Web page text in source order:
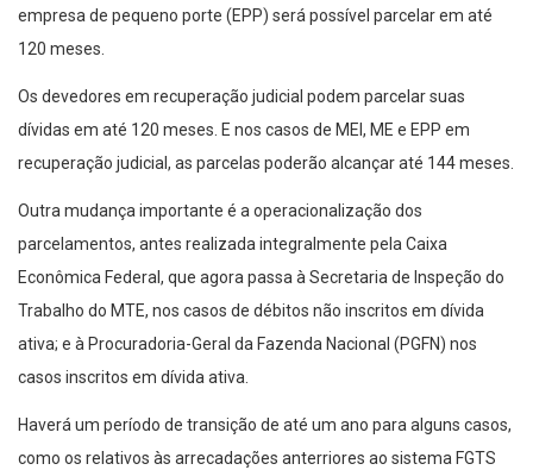
empresa de pequeno porte (EPP) será possível parcelar em até
120 meses.
Os devedores em recuperação judicial podem parcelar suas
dívidas em até 120 meses. E nos casos de MEI, ME e EPP em
recuperação judicial, as parcelas poderão alcançar até 144 meses.
Outra mudança importante é a operacionalização dos
parcelamentos, antes realizada integralmente pela Caixa
Econômica Federal, que agora passa à Secretaria de Inspeção do
Trabalho do MTE, nos casos de débitos não inscritos em dívida
ativa; e à Procuradoria-Geral da Fazenda Nacional (PGFN) nos
casos inscritos em dívida ativa.
Haverá um período de transição de até um ano para alguns casos,
como os relativos às arrecadações anterriores ao sistema FGTS